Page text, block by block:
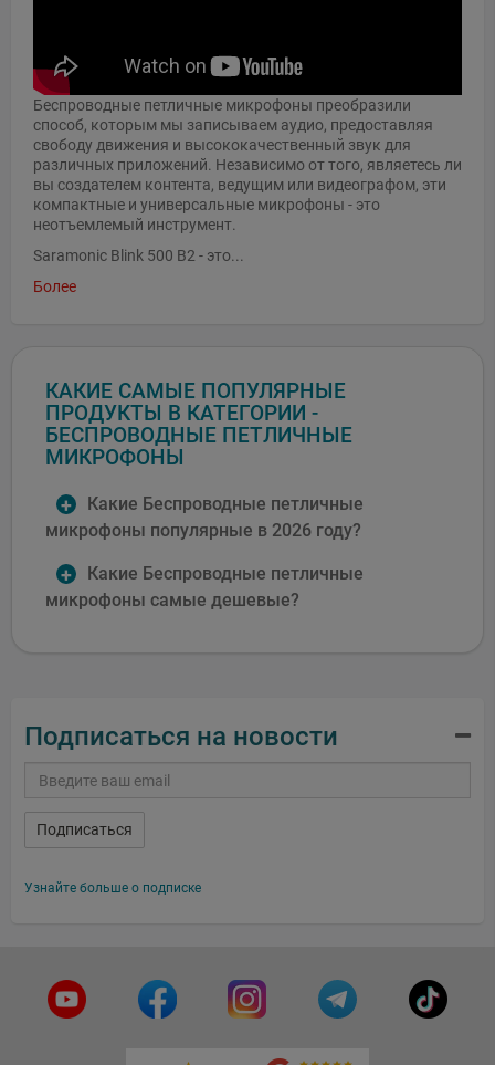
Беспроводные петличные микрофоны преобразили
способ, которым мы записываем аудио, предоставляя
свободу движения и высококачественный звук для
различных приложений. Независимо от того, являетесь ли
вы создателем контента, ведущим или видеографом, эти
компактные и универсальные микрофоны - это
неотъемлемый инструмент.
Saramonic Blink 500 B2 - это...
Более
КАКИЕ САМЫЕ ПОПУЛЯРНЫЕ
ПРОДУКТЫ В КАТЕГОРИИ -
БЕСПРОВОДНЫЕ ПЕТЛИЧНЫЕ
МИКРОФОНЫ
Какие Беспроводные петличные
микрофоны популярные в 2026 году?
Какие Беспроводные петличные
микрофоны самые дешевые?
Подписаться на новости
Подписаться
Узнайте больше о подписке